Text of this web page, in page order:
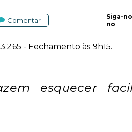
Comentar
Siga-
no
- Fechamento às 9h15.
esquecer